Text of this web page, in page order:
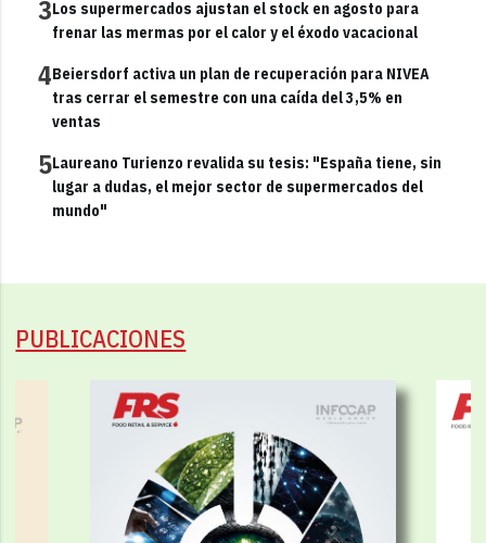
3Los supermercados ajustan el stock en agosto para
frenar las mermas por el calor y el éxodo vacacional
4Beiersdorf activa un plan de recuperación para NIVEA
tras cerrar el semestre con una caída del 3,5% en
ventas
5Laureano Turienzo revalida su tesis: "España tiene, sin
lugar a dudas, el mejor sector de supermercados del
mundo"
PUBLICACIONES